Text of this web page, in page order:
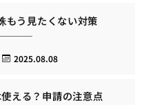
もう見たくない対策
2025.08.08
える？申請の注意点